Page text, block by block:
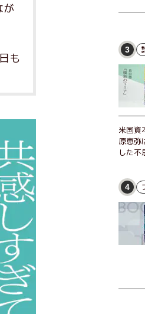
が
も
3
米国資
原恵弥
した不
出島で
きたい
士と
詞「
めい
4